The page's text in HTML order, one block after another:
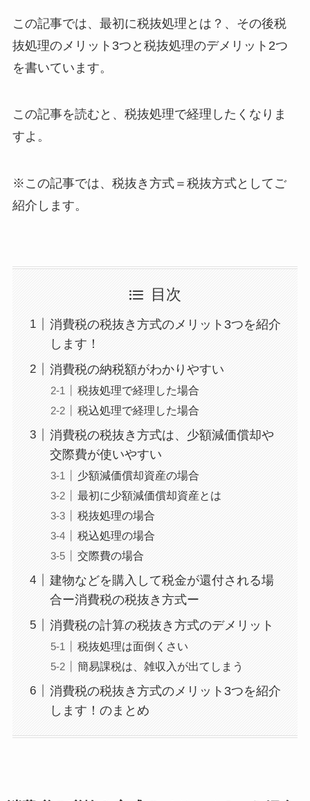
この記事では、最初に税抜処理とは？、その後税
抜処理のメリット3つと税抜処理のデメリット2つ
を書いています。
この記事を読むと、税抜処理で経理したくなりま
すよ。
※この記事では、税抜き方式＝税抜方式としてご
紹介します。
目次
消費税の税抜き方式のメリット3つを紹介
します！
消費税の納税額がわかりやすい
税抜処理で経理した場合
税込処理で経理した場合
消費税の税抜き方式は、少額減価償却や
交際費が使いやすい
少額減価償却資産の場合
最初に少額減価償却資産とは
税抜処理の場合
税込処理の場合
交際費の場合
建物などを購入して税金が還付される場
合ー消費税の税抜き方式ー
消費税の計算の税抜き方式のデメリット
税抜処理は面倒くさい
簡易課税は、雑収入が出てしまう
消費税の税抜き方式のメリット3つを紹介
します！のまとめ